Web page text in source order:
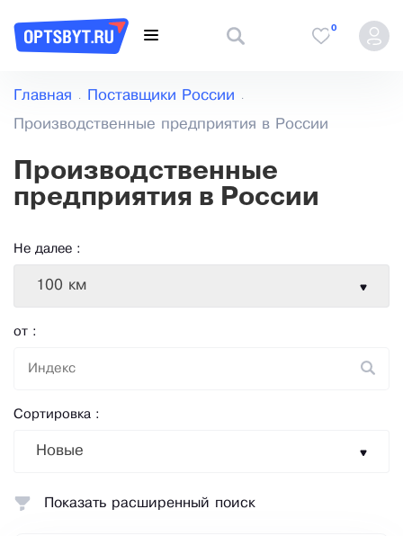
0
Главная Поставщики России
Производственные предприятия в России
Производственные
предприятия в России
Не далее :
100 км
от :
Сортировка :
Новые
Показать расширенный поиск